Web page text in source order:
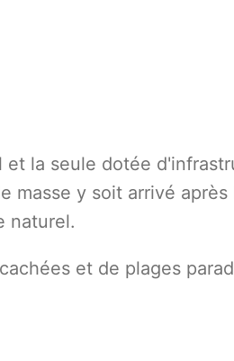
la seule dotée
masse y soit arrivé
naturel.
et de plages